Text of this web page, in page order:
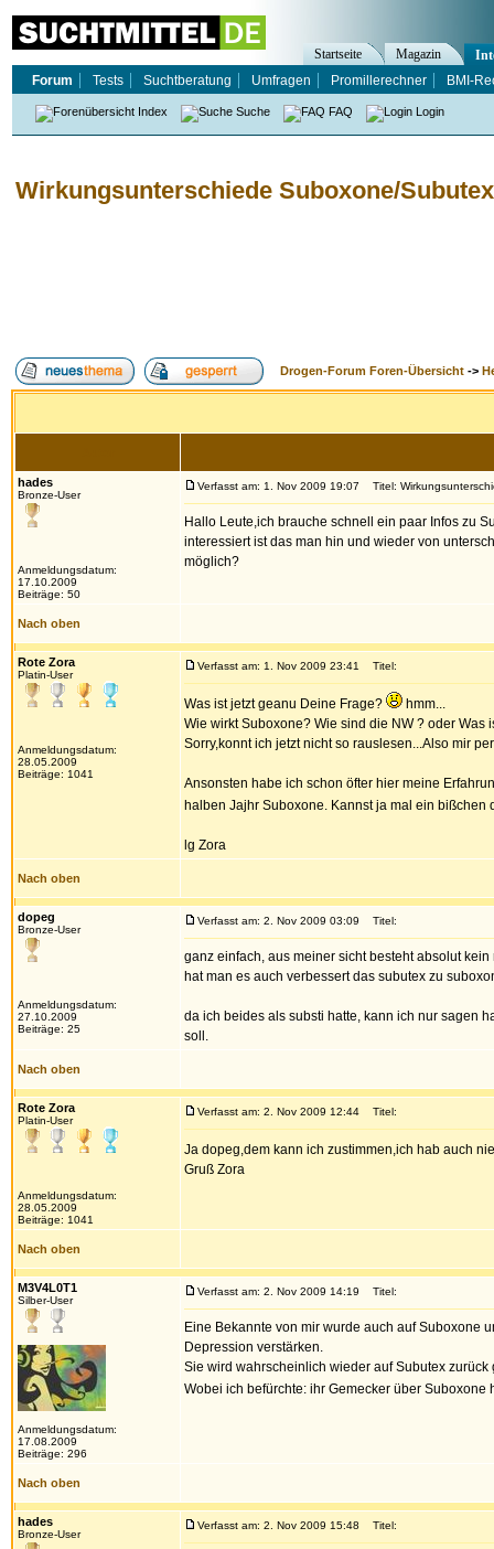
Wirkungsunterschiede Suboxone/
Drogen-Forum Foren-Übersicht ->
hades
Bronze-User
Anmeldungsdatum:
17.10.2009
Beiträge: 50
Verfasst am: 1. Nov 2009 19:07 Titel:
Hallo Leute,ich brauche schnell ein paar Infos zu
interessiert ist das man hin und wieder von
möglich?
Nach oben
Rote Zora
Platin-User
Anmeldungsdatum:
28.05.2009
Beiträge: 1041
Verfasst am: 1. Nov 2009 23:41 Titel:
Was ist jetzt geanu Deine Frage?
hmm...
Wie wirkt Suboxone? Wie sind die NW ? oder Was
Sorry,konnt ich jetzt nicht so rauslesen...Also mir
Ansonsten habe ich schon öfter hier meine
halben Jajhr Suboxone. Kannst ja mal ein
lg Zora
Nach oben
dopeg
Bronze-User
Anmeldungsdatum:
27.10.2009
Beiträge: 25
Verfasst am: 2. Nov 2009 03:09 Titel:
ganz einfach, aus meiner sicht besteht absolut
hat man es auch verbessert das subutex zu
da ich beides als substi hatte, kann ich nur sagen
soll.
Nach oben
Rote Zora
Platin-User
Anmeldungsdatum:
28.05.2009
Beiträge: 1041
Verfasst am: 2. Nov 2009 12:44 Titel:
Ja dopeg,dem kann ich zustimmen,ich hab auch
Gruß Zora
Nach oben
M3V4L0T1
Silber-User
Anmeldungsdatum:
17.08.2009
Beiträge: 296
Verfasst am: 2. Nov 2009 14:19 Titel:
Eine Bekannte von mir wurde auch auf Suboxone
Depression verstärken.
Sie wird wahrscheinlich wieder auf Subutex zurück
Wobei ich befürchte: ihr Gemecker über
Nach oben
hades
Bronze-User
Verfasst am: 2. Nov 2009 15:48 Titel:
Startseite Magazin
Forum
Tests Suchtberatung Umfragen Promillerechner BMI-
Index Suche FAQ Login